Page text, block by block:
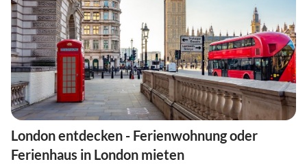
London entdecken - Ferienwohnung oder
Ferienhaus in London mieten